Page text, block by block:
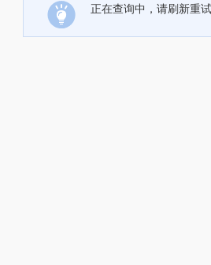
正在查询中，请刷新重试